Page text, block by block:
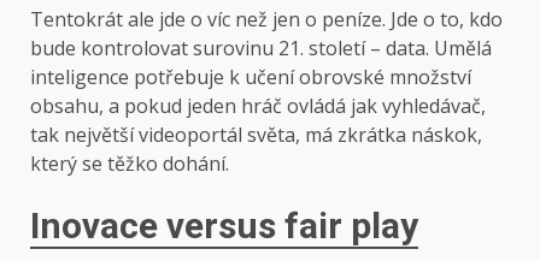
Tentokrát ale jde o víc než jen o peníze. Jde o to, kdo
bude kontrolovat surovinu 21. století – data. Umělá
inteligence potřebuje k učení obrovské množství
obsahu, a pokud jeden hráč ovládá jak vyhledávač,
tak největší videoportál světa, má zkrátka náskok,
který se těžko dohání.
Inovace versus fair play